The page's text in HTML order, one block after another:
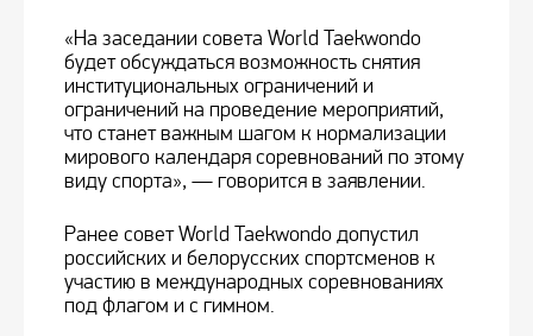
«На заседании совета World Taekwondo
будет обсуждаться возможность снятия
институциональных ограничений и
ограничений на проведение мероприятий,
что станет важным шагом к нормализации
мирового календаря соревнований по этому
виду спорта», — говорится в заявлении.
Ранее совет World Taekwondo допустил
российских и белорусских спортсменов к
участию в международных соревнованиях
под флагом и с гимном.